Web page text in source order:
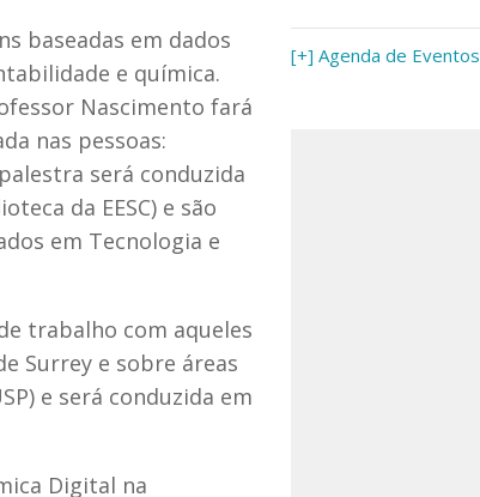
baseadas em dados
e química.
Nascimento fará
nas pessoas:
será conduzida
da EESC) e são
em Tecnologia e
trabalho com aqueles
Surrey e sobre áreas
e será conduzida em
Digital na
[+] Agenda de Eventos